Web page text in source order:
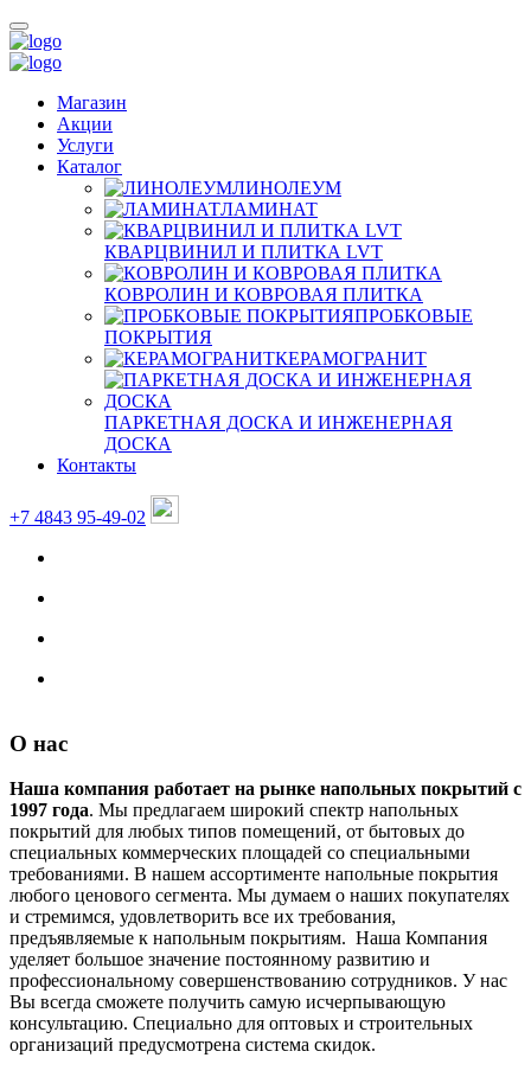
Магазин
Акции
Услуги
Каталог
ЛИНОЛЕУМ
ЛАМИНАТ
КВАРЦВИНИЛ И ПЛИТКА LVT
КОВРОЛИН И КОВРОВАЯ ПЛИТКА
ПРОБКОВЫЕ
ПОКРЫТИЯ
КЕРАМОГРАНИТ
ПАРКЕТНАЯ ДОСКА И ИНЖЕНЕРНАЯ
ДОСКА
Контакты
+7 4843 95-49-02
О нас
Наша компания работает на рынке напольных покрытий с
1997 года. Мы предлагаем широкий спектр напольных
покрытий для любых типов помещений, от бытовых до
специальных коммерческих площадей со специальными
требованиями. В нашем ассортименте напольные покрытия
любого ценового сегмента. Мы думаем о наших покупателях
и стремимся, удовлетворить все их требования,
предъявляемые к напольным покрытиям. Наша Компания
уделяет большое значение постоянному развитию и
профессиональному совершенствованию сотрудников. У нас
Вы всегда сможете получить самую исчерпывающую
консультацию. Специально для оптовых и строительных
организаций предусмотрена система скидок.